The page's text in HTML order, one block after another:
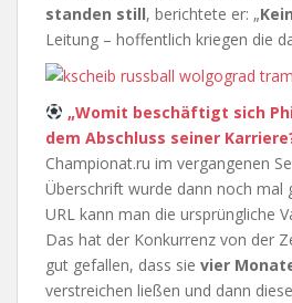
standen still, berichtete er: „
Leitung – hoffentlich kriegen die
„Womit beschäftigt sich
dem Abschluss seiner
Championat.ru im vergangenen
Überschrift wurde dann noch mal
URL kann man die ursprüngliche
Das hat der Konkurrenz von der
gut gefallen, dass sie vier
verstreichen ließen und dann